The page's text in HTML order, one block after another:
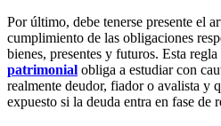
Por último, debe tenerse presente el
cumplimiento de las obligaciones
bienes, presentes y futuros. Esta regla
patrimonial obliga a estudiar con
realmente deudor, fiador o avalista y
expuesto si la deuda entra en fase de